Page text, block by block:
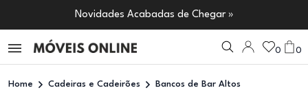
Novidades Acabadas de Chegar »
0 0
Home Cadeiras e Cadeirões Bancos de Bar Altos